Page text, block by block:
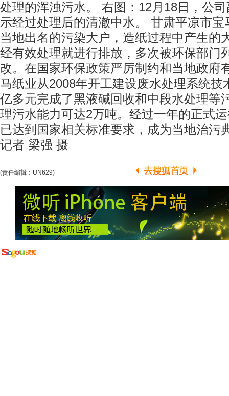
处理的浑浊污水。 右图：12月18日，公
示经过处理后的清澈中水。 甘肃平凉市
当地出名的污染大户，造纸过程中产生的
经有效处理就进行排放，多次被环保部门
改。在国家环保政策严厉制约和当地政府
马纸业从2008年开工建设废水处理系统技
亿多元完成了黑液碱回收和中段水处理等
理污水能力可达2万吨。经过一年的正式
已达到国家相关标准要求，成为当地治污
记者 梁强 摄
(责任编辑：UN629)